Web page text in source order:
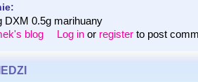
DXM 0.5g marihuany
blog
Log in or register to post